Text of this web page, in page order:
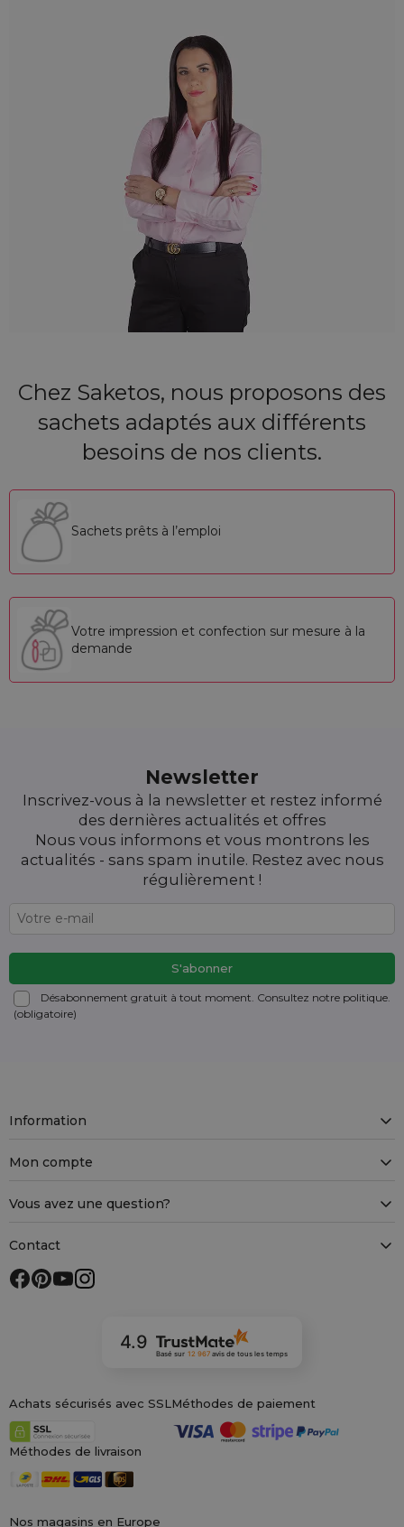
Chez Saketos, nous proposons des
sachets adaptés aux différents
besoins de nos clients.
Sachets prêts à l’emploi
Votre impression et confection sur mesure à la
demande
Newsletter
Inscrivez-vous à la newsletter et restez informé
des dernières actualités et offres
Nous vous informons et vous montrons les
actualités - sans spam inutile. Restez avec nous
régulièrement !
Désabonnement gratuit à tout moment. Consultez notre politique.
(obligatoire)
Nos magasins en Europe
Information
Mon compte
Vous avez une question?
Contact
4.9
Basé sur 12 967 avisde tous les temps
Achats sécurisés avec SSLMéthodes de paiement
Méthodes de livraison